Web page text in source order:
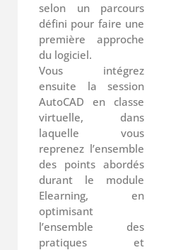
selon un parcours
défini pour faire une
première approche
du logiciel.
Vous intégrez
ensuite la session
AutoCAD en classe
virtuelle, dans
laquelle vous
reprenez l’ensemble
des points abordés
durant le module
Elearning, en
optimisant
l’ensemble des
pratiques et